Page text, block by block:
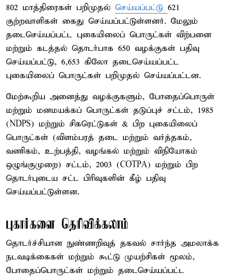
802 மாத்திரைகள் பறிமுதல் செய்யப்பட்டு 621
குற்றவாளிகள் கைது செய்யப்பட்டுள்ளனர். மேலும்
தடைசெய்யப்பட்ட புகையிலைப் பொருட்கள் விற்பனை
மற்றும் கடத்தல் தொடர்பாக 650 வழக்குகள் பதிவு
செய்யப்பட்டு, 6,653 கிலோ தடைசெய்யப்பட்ட
புகையிலைப் பொருட்கள் பறிமுதல் செய்யப்பட்டன.
மேற்கூறிய அனைத்து வழக்குகளும், போதைப்பொருள்
மற்றும் மனமயக்கப் பொருட்கள் தடுப்புச் சட்டம், 1985
(NDPS) மற்றும் சிகரெட்டுகள் & பிற புகையிலைப்
பொருட்கள் (விளம்பரத் தடை மற்றும் வர்த்தகம்,
வணிகம், உற்பத்தி, வழங்கல் மற்றும் விநியோகம்
ஒழுங்குமுறை) சட்டம், 2003 (COTPA) மற்றும் பிற
தொடர்புடைய சட்ட பிரிவுகளின் கீழ் பதிவு
செய்யப்பட்டுள்ளன.
புகார்களை தெரிவிக்கலாம்
தொடர்ச்சியான நுண்ணறிவுத் தகவல் சார்ந்த அமலாக்க
நடவடிக்கைகள் மற்றும் கூட்டு முயற்சிகள் மூலம்,
போதைப்பொருட்கள் மற்றும் தடைசெய்யப்பட்ட